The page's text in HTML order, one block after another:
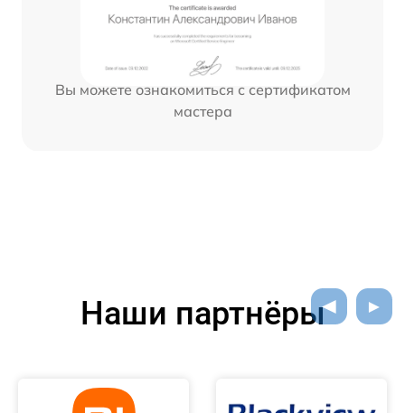
Вы можете ознакомиться с сертификатом
мастера
Наши партнёры